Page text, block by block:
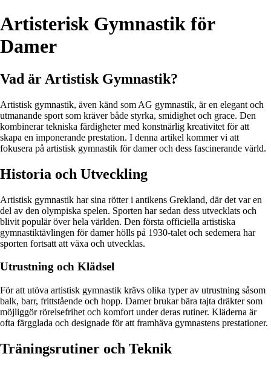
Artisterisk Gymnastik för
Damer
Vad är Artistisk Gymnastik?
Artistisk gymnastik, även känd som AG gymnastik, är en elegant och
utmanande sport som kräver både styrka, smidighet och grace. Den
kombinerar tekniska färdigheter med konstnärlig kreativitet för att
skapa en imponerande prestation. I denna artikel kommer vi att
fokusera på artistisk gymnastik för damer och dess fascinerande värld.
Historia och Utveckling
Artistisk gymnastik har sina rötter i antikens Grekland, där det var en
del av den olympiska spelen. Sporten har sedan dess utvecklats och
blivit populär över hela världen. Den första officiella artistiska
gymnastiktävlingen för damer hölls på 1930-talet och sedemera har
sporten fortsatt att växa och utvecklas.
Utrustning och Klädsel
För att utöva artistisk gymnastik krävs olika typer av utrustning såsom
balk, barr, frittstående och hopp. Damer brukar bära tajta dräkter som
möjliggör rörelsefrihet och komfort under deras rutiner. Kläderna är
ofta färgglada och designade för att framhäva gymnastens prestationer.
Träningsrutiner och Teknik